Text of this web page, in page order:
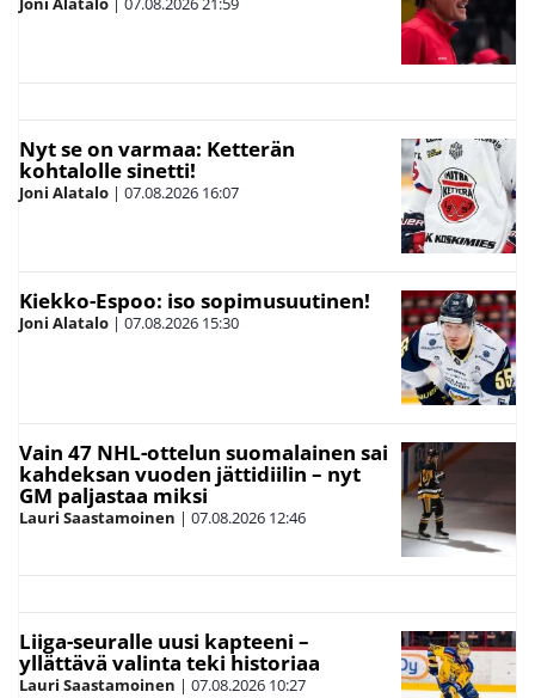
Nyt se on varmaa: Ketterän
kohtalolle sinetti!
Joni Alatalo | 07.08.2026 16:07
Kiekko-Espoo: iso sopimusuutinen!
Joni Alatalo | 07.08.2026 15:30
Vain 47 NHL-ottelun suomalainen sai
kahdeksan vuoden jättidiilin – nyt
GM paljastaa miksi
Lauri Saastamoinen | 07.08.2026 12:46
Liiga-seuralle uusi kapteeni –
yllättävä valinta teki historiaa
Lauri Saastamoinen | 07.08.2026 10:27